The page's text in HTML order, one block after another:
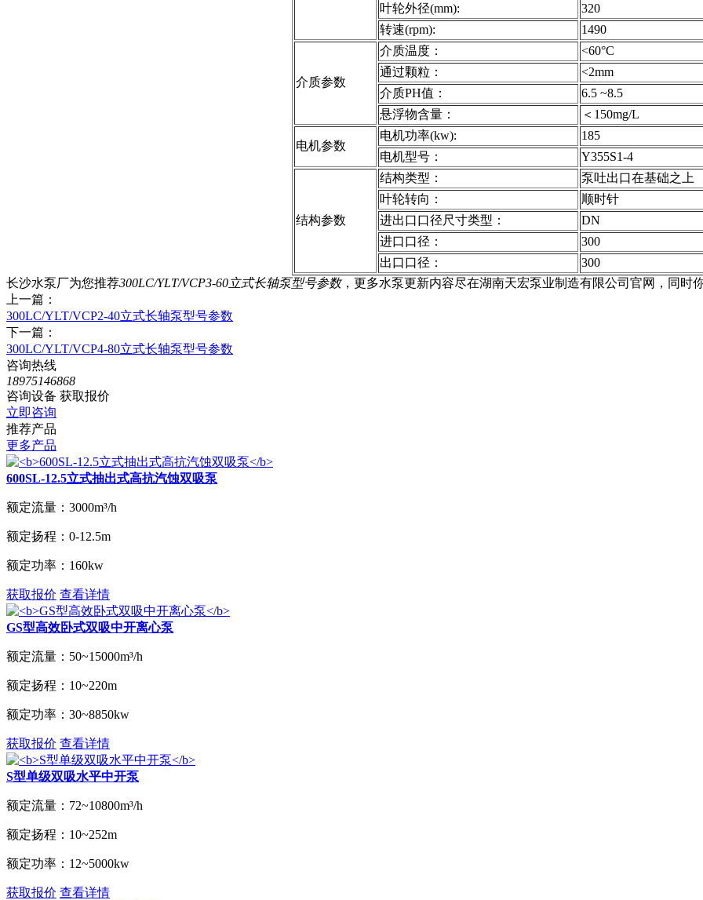
叶轮外径(mm):
320
转速(rpm):
1490
介质参数
介质温度：
<60°C
通过颗粒：
<2mm
介质PH值：
6.5 ~8.5
悬浮物含量：
＜150mg/L
电机参数
电机功率(kw):
185
电机型号：
Y355S1-4
结构参数
结构类型：
泵吐出口在基础之上
叶轮转向：
顺时针
进出口口径尺寸类型：
DN
进口口径：
300
出口口径：
300
长沙水泵厂为您推荐300LC/YLT/VCP3-60立式长轴泵型号参数，更多水泵更新内容尽在湖南天宏泵业制造有限公司官网，同时
上一篇：
300LC/YLT/VCP2-40立式长轴泵型号参数
下一篇：
300LC/YLT/VCP4-80立式长轴泵型号参数
咨询热线
18975146868
咨询设备 获取报价
立即咨询
推荐产品
更多产品
600SL-12.5立式抽出式高抗汽蚀双吸泵
额定流量： 3000m³/h
额定扬程： 0-12.5m
额定功率： 160kw
获取报价 查看详情
GS型高效卧式双吸中开离心泵
额定流量： 50~15000m³/h
额定扬程： 10~220m
额定功率： 30~8850kw
获取报价 查看详情
S型单级双吸水平中开泵
额定流量： 72~10800m³/h
额定扬程： 10~252m
额定功率： 12~5000kw
获取报价 查看详情